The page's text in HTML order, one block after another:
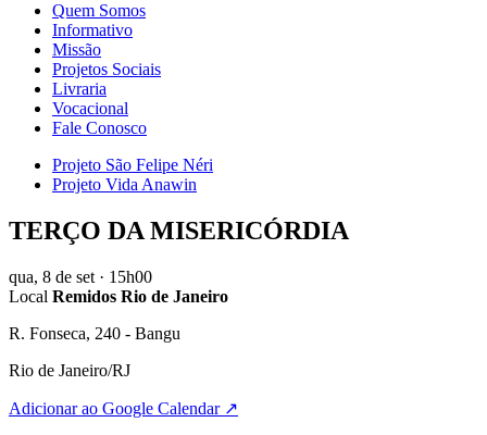
Quem Somos
Informativo
Missão
Projetos Sociais
Livraria
Vocacional
Fale Conosco
Projeto São Felipe Néri
Projeto Vida Anawin
TERÇO DA MISERICÓRDIA
qua, 8 de set · 15h00
Local Remidos Rio de Janeiro
R. Fonseca, 240 - Bangu
Rio de Janeiro/RJ
Adicionar ao Google Calendar ↗